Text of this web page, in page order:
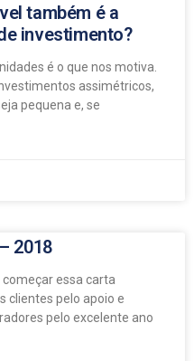
também é a
investimento?
é o que nos motiva.
assimétricos,
pequena e, se
2018
essa carta
clientes pelo apoio e
pelo excelente ano